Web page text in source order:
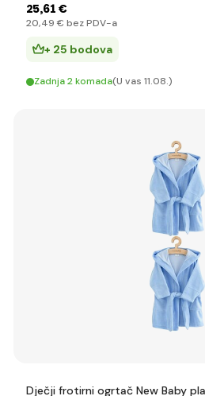
25,61 €
20,49 € bez PDV-a
+ 25 bodova
Zadnja 2 komada(U vas 11.08.)
Dječji frotirni ogrtač New Baby